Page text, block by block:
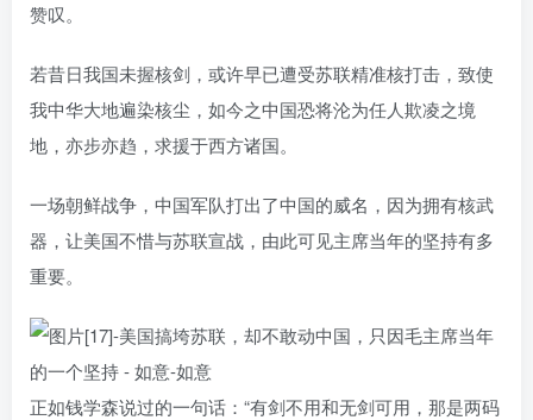
赞叹。
若昔日我国未握核剑，或许早已遭受苏联精准核打击，致使
我中华大地遍染核尘，如今之中国恐将沦为任人欺凌之境
地，亦步亦趋，求援于西方诸国。
一场朝鲜战争，中国军队打出了中国的威名，因为拥有核武
器，让美国不惜与苏联宣战，由此可见主席当年的坚持有多
重要。
正如钱学森说过的一句话：“有剑不用和无剑可用，那是两码